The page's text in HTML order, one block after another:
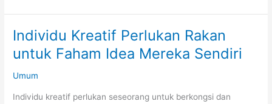
Bukan
Pada
Habuan,
tetapi
Individu Kreatif Perlukan Rakan
untuk Faham Idea Mereka Sendiri
Umum
Individu kreatif perlukan seseorang untuk berkongsi dan